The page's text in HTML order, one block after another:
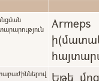
Եթե